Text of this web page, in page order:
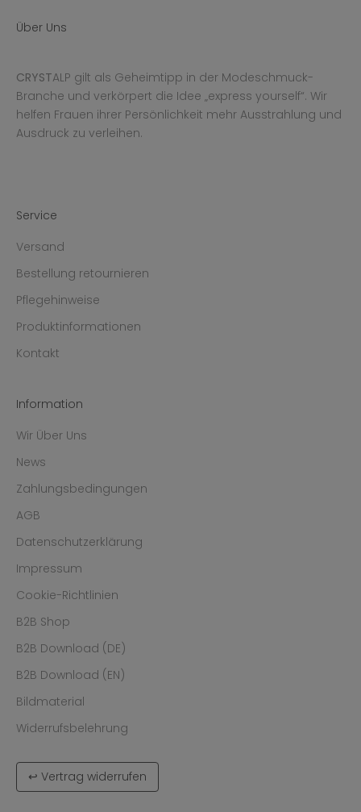
Über Uns
CRYSTALP gilt als Geheimtipp in der Modeschmuck-
Branche und verkörpert die Idee „express yourself“. Wir
helfen Frauen ihrer Persönlichkeit mehr Ausstrahlung und
Ausdruck zu verleihen.
Service
Versand
Bestellung retournieren
Pflegehinweise
Produktinformationen
Kontakt
Information
Wir Über Uns
News
Zahlungsbedingungen
AGB
Datenschutzerklärung
Impressum
Cookie-Richtlinien
B2B Shop
B2B Download (DE)
B2B Download (EN)
Bildmaterial
Widerrufsbelehrung
↩ Vertrag widerrufen